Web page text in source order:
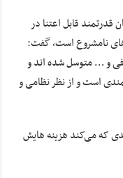
قدرتمند قابل اعتنا در
نامشروع است، گفت:
و … متوسل شده اند و
است و از نظر نظامی و
که می‌کند هزینه هایش